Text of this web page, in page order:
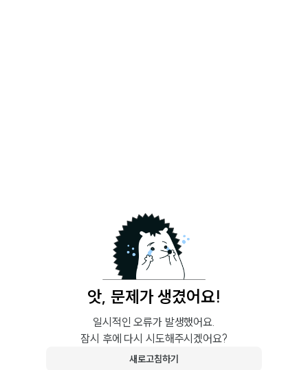
앗, 문제가 생겼어요!
일시적인 오류가 발생했어요.
잠시 후에 다시 시도해주시겠어요?
새로고침하기